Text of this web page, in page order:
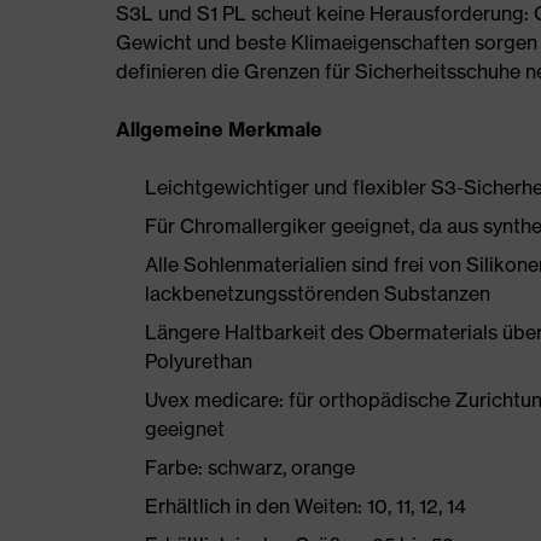
S3L und S1 PL scheut keine
Gewicht und beste Klimaeigenschaften
definieren die Grenzen für Sicherheitsschuhe
Allgemeine Merkmale
Leichtgewichtiger und flexibler S3-
Für Chromallergiker geeignet, da aus
Alle Sohlenmaterialien sind frei von
lackbenetzungsstörenden Substanzen
Längere Haltbarkeit des Obermaterials
Polyurethan
Uvex medicare: für orthopädische
geeignet
Farbe: schwarz, orange
Erhältlich in den Weiten: 10, 11, 12, 14